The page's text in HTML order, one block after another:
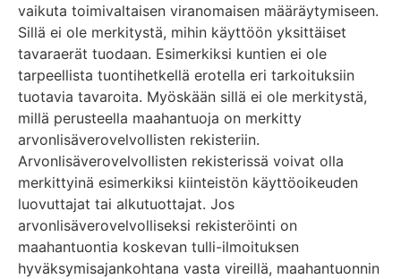
vaikuta toimivaltaisen viranomaisen määräytymiseen.
Sillä ei ole merkitystä, mihin käyttöön yksittäiset
tavaraerät tuodaan. Esimerkiksi kuntien ei ole
tarpeellista tuontihetkellä erotella eri tarkoituksiin
tuotavia tavaroita. Myöskään sillä ei ole merkitystä,
millä perusteella maahantuoja on merkitty
arvonlisäverovelvollisten rekisteriin.
Arvonlisäverovelvollisten rekisterissä voivat olla
merkittyinä esimerkiksi kiinteistön käyttöoikeuden
luovuttajat tai alkutuottajat. Jos
arvonlisäverovelvolliseksi rekisteröinti on
maahantuontia koskevan tulli-ilmoituksen
hyväksymisajankohtana vasta vireillä, maahantuonnin